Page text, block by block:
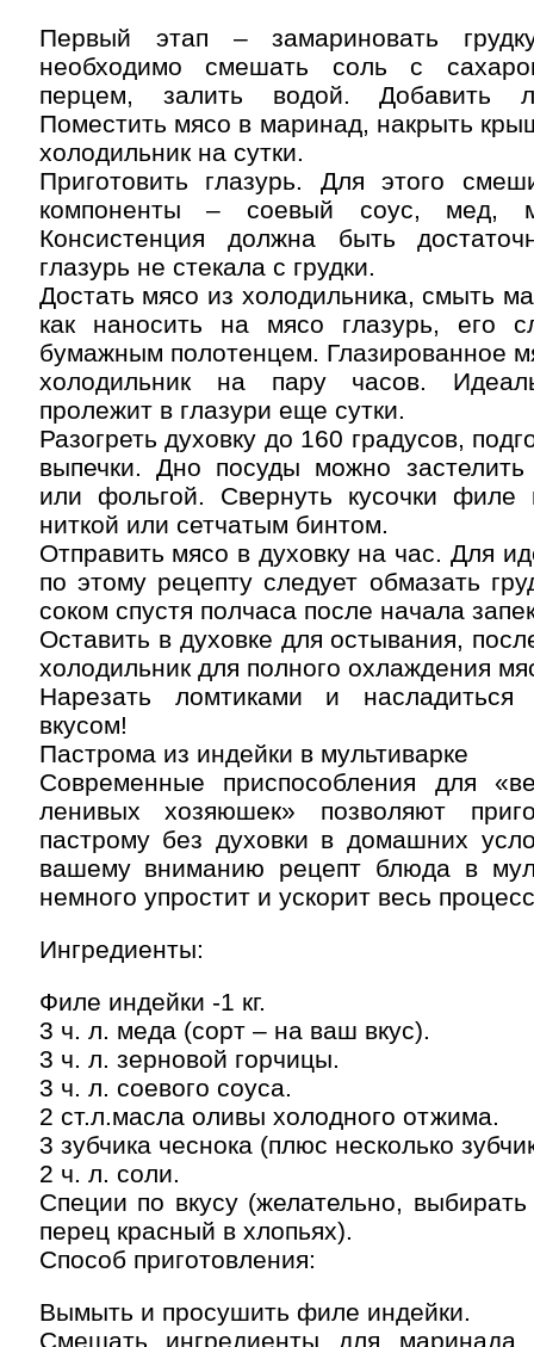
Первый этап – замариновать
необходимо смешать соль с
перцем, залить водой. Добавить
Поместить мясо в маринад, накрыть
холодильник на сутки.
Приготовить глазурь. Для этого
компоненты – соевый соус, мед,
Консистенция должна быть
глазурь не стекала с грудки.
Достать мясо из холодильника, смыть
как наносить на мясо глазурь, его
бумажным полотенцем. Глазированное
холодильник на пару часов.
пролежит в глазури еще сутки.
Разогреть духовку до 160 градусов,
выпечки. Дно посуды можно
или фольгой. Свернуть кусочки филе
ниткой или сетчатым бинтом.
Отправить мясо в духовку на час. Для
по этому рецепту следует обмазать
соком спустя полчаса после начала
Оставить в духовке для остывания,
холодильник для полного охлаждения
Нарезать ломтиками и насладиться
вкусом!
Пастрома из индейки в мультиварке
Современные приспособления для
ленивых хозяюшек» позволяют
пастрому без духовки в домашних
вашему вниманию рецепт блюда в
немного упростит и ускорит весь
Ингредиенты:
Филе индейки -1 кг.
3 ч. л. меда (сорт – на ваш вкус).
3 ч. л. зерновой горчицы.
3 ч. л. соевого соуса.
2 ст.л.масла оливы холодного отжима.
3 зубчика чеснока (плюс несколько
2 ч. л. соли.
Специи по вкусу (желательно,
перец красный в хлопьях).
Способ приготовления:
Вымыть и просушить филе индейки.
Смешать ингредиенты для